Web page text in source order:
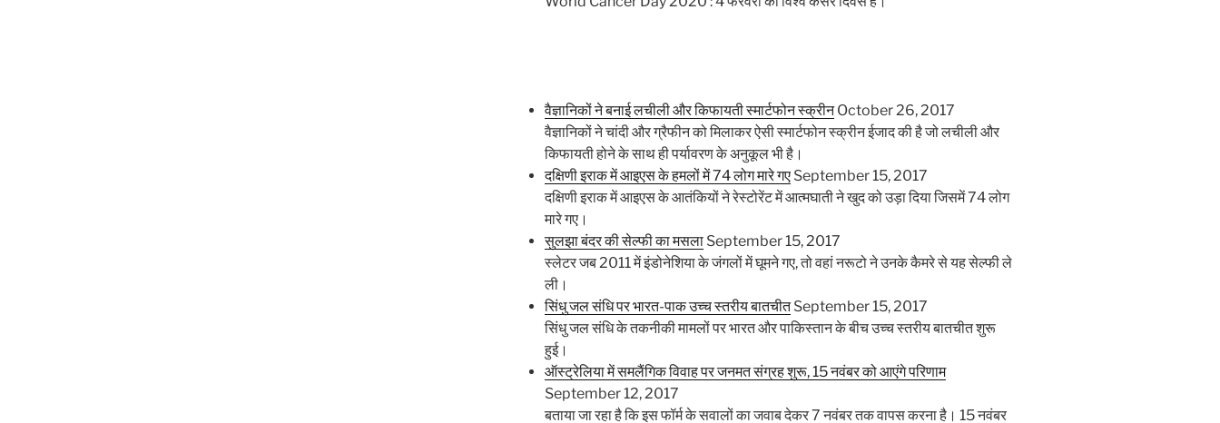
वैज्ञानिकों ने बनाई लचीली और किफायती स्मार्टफोन स्क्रीन October 26, 2017
वैज्ञानिकों ने चांदी और ग्रैफीन को मिलाकर ऐसी स्मार्टफोन स्क्रीन ईजाद की है जो लचीली और
किफायती होने के साथ ही पर्यावरण के अनुकूल भी है।
दक्षिणी इराक में आइएस के हमलों में 74 लोग मारे गए September 15, 2017
दक्षिणी इराक में आइएस के आतंकियों ने रेस्टोरेंट में आत्मघाती ने खुद को उड़ा दिया जिसमें 74 लोग
मारे गए।
सुलझा बंदर की सेल्फी का मसला September 15, 2017
स्लेटर जब 2011 में इंडोनेशिया के जंगलों में घूमने गए, तो वहां नरूटो ने उनके कैमरे से यह सेल्फी ले
ली।
सिंधु जल संधि पर भारत-पाक उच्च स्तरीय बातचीत September 15, 2017
सिंधु जल संधि के तकनीकी मामलों पर भारत और पाकिस्तान के बीच उच्च स्तरीय बातचीत शुरू
हुई।
ऑस्ट्रेलिया में समलैंगिक विवाह पर जनमत संग्रह शुरू, 15 नवंबर को आएंगे परिणाम
September 12, 2017
बताया जा रहा है कि इस फॉर्म के सवालों का जवाब देकर 7 नवंबर तक वापस करना है। 15 नवंबर